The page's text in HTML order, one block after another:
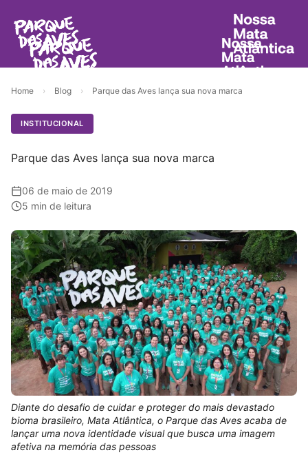
Home › Blog › Parque das Aves lança sua nova marca
INSTITUCIONAL
Parque das Aves lança sua nova marca
06 de maio de 2019
5 min de leitura
Diante do desafio de cuidar e proteger do mais devastado
bioma brasileiro, Mata Atlântica, o Parque das Aves acaba de
lançar uma nova identidade visual que busca uma imagem
afetiva na memória das pessoas